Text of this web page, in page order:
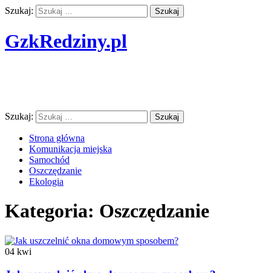
Szukaj:
GzkRedziny.pl
Szukaj:
Strona główna
Komunikacja miejska
Samochód
Oszczędzanie
Ekologia
Kategoria: Oszczędzanie
04 kwi